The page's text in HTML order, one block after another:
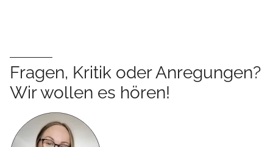
Fragen, Kritik oder Anregungen?
Wir wollen es hören!